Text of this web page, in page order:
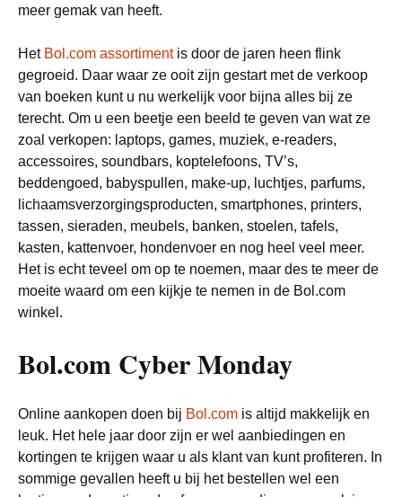
meer gemak van heeft.
Het Bol.com assortimentis door de jaren heen flink
gegroeid. Daar waar ze ooit zijn gestart met de verkoop
van boeken kunt u nu werkelijk voor bijna alles bij ze
terecht. Om u een beetje een beeld te geven van wat ze
zoal verkopen: laptops, games, muziek, e-readers,
accessoires, soundbars, koptelefoons, TV’s,
beddengoed, babyspullen, make-up, luchtjes, parfums,
lichaamsverzorgingsproducten, smartphones, printers,
tassen, sieraden, meubels, banken, stoelen, tafels,
kasten, kattenvoer, hondenvoer en nog heel veel meer.
Het is echt teveel om op te noemen, maar des te meer de
moeite waard om een kijkje te nemen in de Bol.com
winkel.
Bol.com Cyber Monday
Online aankopen doen bij Bol.com is altijd makkelijk en
leuk. Het hele jaar door zijn er wel aanbiedingen en
kortingen te krijgen waar u als klant van kunt profiteren. In
sommige gevallen heeft u bij het bestellen wel een